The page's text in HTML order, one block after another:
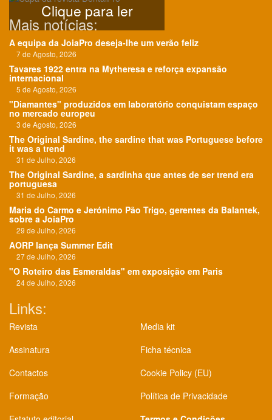
Clique para ler
Mais notícias:
A equipa da JoiaPro deseja-lhe um verão feliz
7 de Agosto, 2026
Tavares 1922 entra na Mytheresa e reforça expansão
internacional
5 de Agosto, 2026
"Diamantes" produzidos em laboratório conquistam espaço
no mercado europeu
3 de Agosto, 2026
The Original Sardine, the sardine that was Portuguese before
it was a trend
31 de Julho, 2026
The Original Sardine, a sardinha que antes de ser trend era
portuguesa
31 de Julho, 2026
Maria do Carmo e Jerónimo Pão Trigo, gerentes da Balantek,
sobre a JoiaPro
29 de Julho, 2026
AORP lança Summer Edit
27 de Julho, 2026
"O Roteiro das Esmeraldas" em exposição em Paris
24 de Julho, 2026
Links:
Revista
Assinatura
Contactos
Formação
Media kit
Ficha técnica
Cookie Policy (EU)
Política de Privacidade